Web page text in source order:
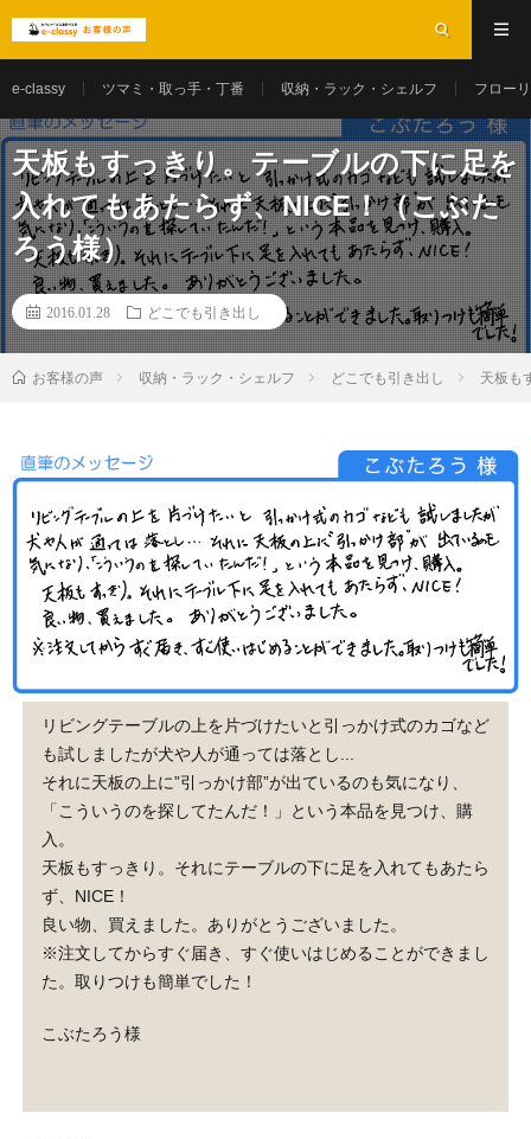
e-classy ツマミ・取っ手・丁番 収納・ラック・シェルフ フロー
天板もすっきり。テーブルの下に足を
入れてもあたらず、NICE！（こぶた
ろう様）
2016.01.28 どこでも引き出し
お客様の声 収納・ラック・シェルフ どこでも引き出し 天板も
リビングテーブルの上を片づけたいと引っかけ式のカゴなど
も試しましたが犬や人が通っては落とし...
それに天板の上に”引っかけ部”が出ているのも気になり、
「こういうのを探してたんだ！」という本品を見つけ、購
入。
天板もすっきり。それにテーブルの下に足を入れてもあたら
ず、NICE！
良い物、買えました。ありがとうございました。
※注文してからすぐ届き、すぐ使いはじめることができまし
た。取りつけも簡単でした！
こぶたろう様